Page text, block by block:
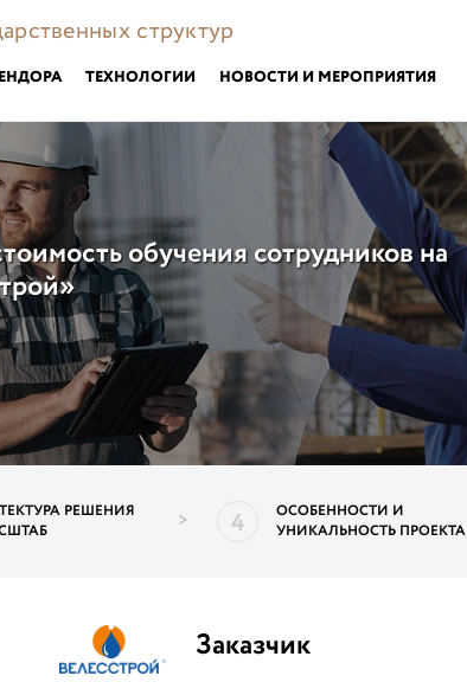
структур
ТЕХНОЛОГИИ НОВОСТИ И МЕРОПРИЯТИЯ
обучения сотрудников на
РЕШЕНИЯ
> 4
ОСОБЕННОСТИ И
УНИКАЛЬНОСТЬ ПРОЕКТА
Заказчик